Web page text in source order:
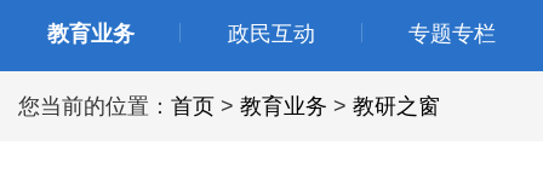
教育业务
政民互动 专题专栏
您当前的位置： 首页 > 教育业务 > 教研之窗